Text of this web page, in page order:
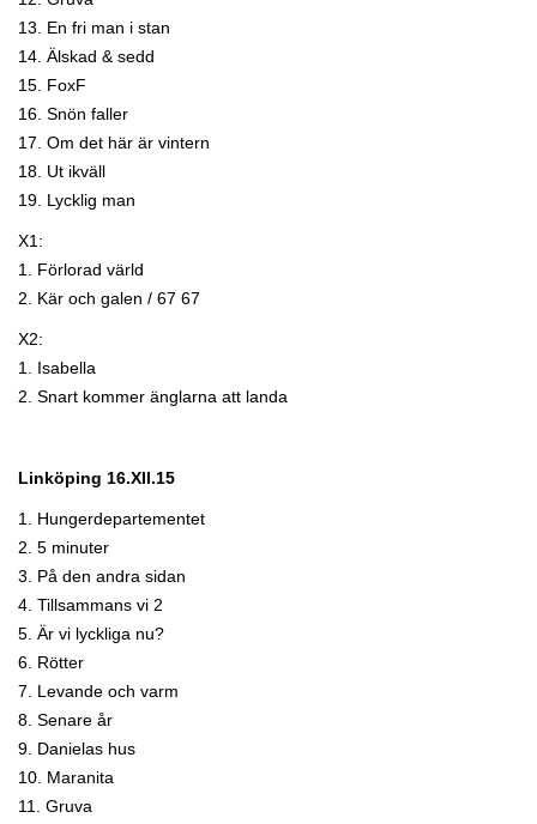
13. En fri man i stan
14. Älskad & sedd
15. FoxF
16. Snön faller
17. Om det här är vintern
18. Ut ikväll
19. Lycklig man
X1:
1. Förlorad värld
2. Kär och galen / 67 67
X2:
1. Isabella
2. Snart kommer änglarna att landa
Linköping 16.XII.15
1. Hungerdepartementet
2. 5 minuter
3. På den andra sidan
4. Tillsammans vi 2
5. Är vi lyckliga nu?
6. Rötter
7. Levande och varm
8. Senare år
9. Danielas hus
10. Maranita
11. Gruva